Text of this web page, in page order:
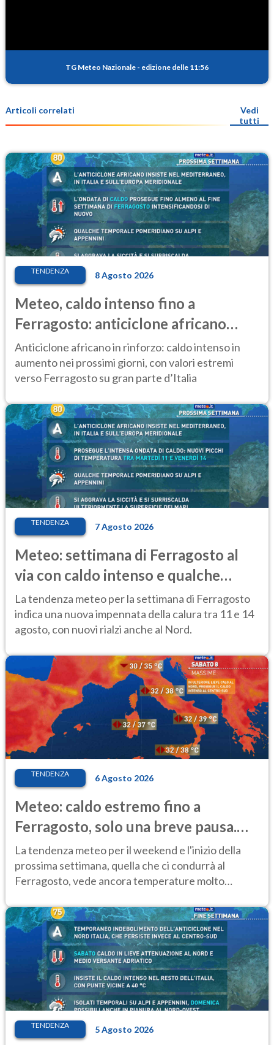
TG Meteo Nazionale - edizione delle 11:56
Articoli correlati
Vedi
tutti
TENDENZA 8 Agosto 2026
Meteo, caldo intenso fino a
Ferragosto: anticiclone africano
ancora protagonista
Anticiclone africano in rinforzo: caldo intenso in
aumento nei prossimi giorni, con valori estremi
verso Ferragosto su gran parte d’Italia
TENDENZA 7 Agosto 2026
Meteo: settimana di Ferragosto al
via con caldo intenso e qualche
temporale
La tendenza meteo per la settimana di Ferragosto
indica una nuova impennata della calura tra 11 e 14
agosto, con nuovi rialzi anche al Nord.
TENDENZA 6 Agosto 2026
Meteo: caldo estremo fino a
Ferragosto, solo una breve pausa.
Ecco dove
La tendenza meteo per il weekend e l'inizio della
prossima settimana, quella che ci condurrà al
Ferragosto, vede ancora temperature molto
TENDENZA 5 Agosto 2026